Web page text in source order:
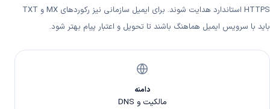
HTTPS استاندارد هدایت شوند. برای ایمیل سازمانی نیز رکوردهای MX و TXT
باید با سرویس ایمیل هماهنگ باشند تا تحویل و اعتبار پیام بهتر شود.
دامنه
مالکیت و DNS